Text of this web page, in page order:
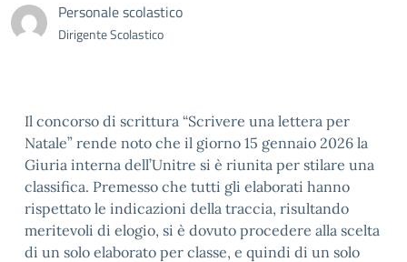
Personale scolastico
Dirigente Scolastico
Il concorso di scrittura “Scrivere una lettera per
Natale” rende noto che il giorno 15 gennaio 2026 la
Giuria interna dell’Unitre si è riunita per stilare una
classifica. Premesso che tutti gli elaborati hanno
rispettato le indicazioni della traccia, risultando
meritevoli di elogio, si è dovuto procedere alla scelta
di un solo elaborato per classe, e quindi di un solo